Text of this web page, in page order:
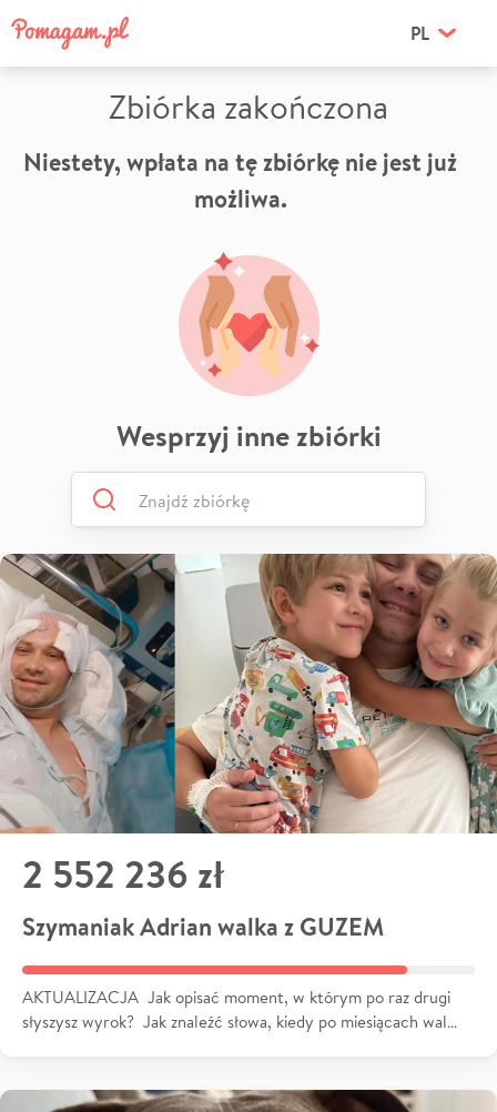
PL
Zbiórka zakończona
Niestety, wpłata na tę zbiórkę nie jest już
możliwa.
Wesprzyj inne zbiórki
2 552 236 zł
Szymaniak Adrian walka z GUZEM
AKTUALIZACJA Jak opisać moment, w którym po raz drugi
słyszysz wyrok? Jak znaleźć słowa, kiedy po miesiącach wal…